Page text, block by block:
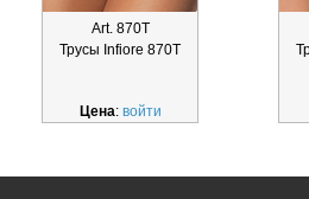
Art. 870Т
Трусы Infiore 870Т
Цена: войти